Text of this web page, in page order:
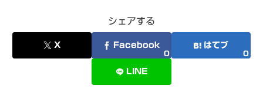
シェアする
X Facebook
0
はてブ
0
LINE